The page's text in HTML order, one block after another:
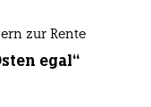
zur Rente
egal“